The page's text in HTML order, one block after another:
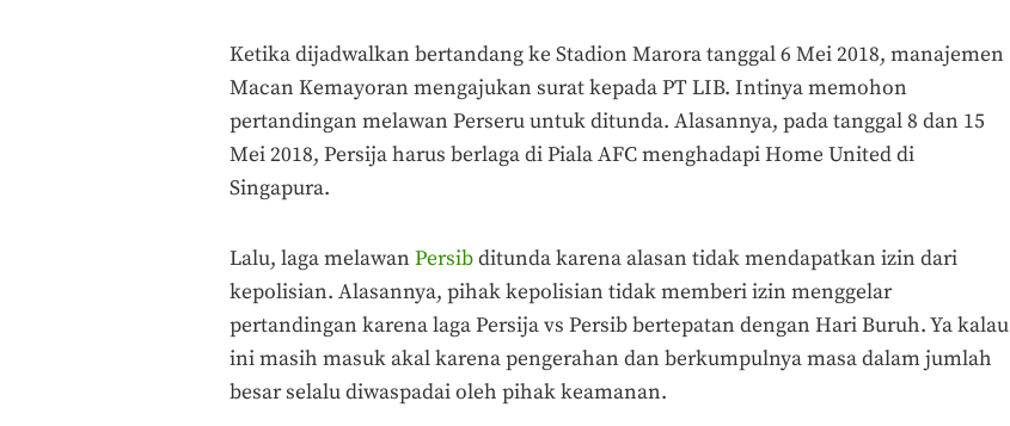
Ketika dijadwalkan bertandang ke Stadion Marora tanggal 6 Mei 2018, manajemen
Macan Kemayoran mengajukan surat kepada PT LIB. Intinya memohon
pertandingan melawan Perseru untuk ditunda. Alasannya, pada tanggal 8 dan 15
Mei 2018, Persija harus berlaga di Piala AFC menghadapi Home United di
Singapura.
Lalu, laga melawan Persibditunda karena alasan tidak mendapatkan izin dari
kepolisian. Alasannya, pihak kepolisian tidak memberi izin menggelar
pertandingan karena laga Persija vs Persib bertepatan dengan Hari Buruh. Ya kalau
ini masih masuk akal karena pengerahan dan berkumpulnya masa dalam jumlah
besar selalu diwaspadai oleh pihak keamanan.